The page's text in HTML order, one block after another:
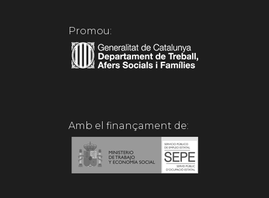
Promou:
Amb el finançament de: